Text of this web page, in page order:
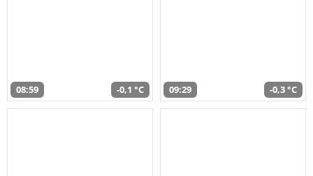
08:59 -0,1 °C 09:29 -0,3 °C